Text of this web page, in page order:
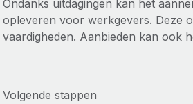
Ondanks uitdagingen kan het
opleveren voor werkgevers. Deze
vaardigheden. Aanbieden kan ook
Volgende stappen